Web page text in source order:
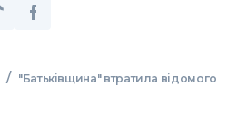
/
"Батьківщина" втратила відомого